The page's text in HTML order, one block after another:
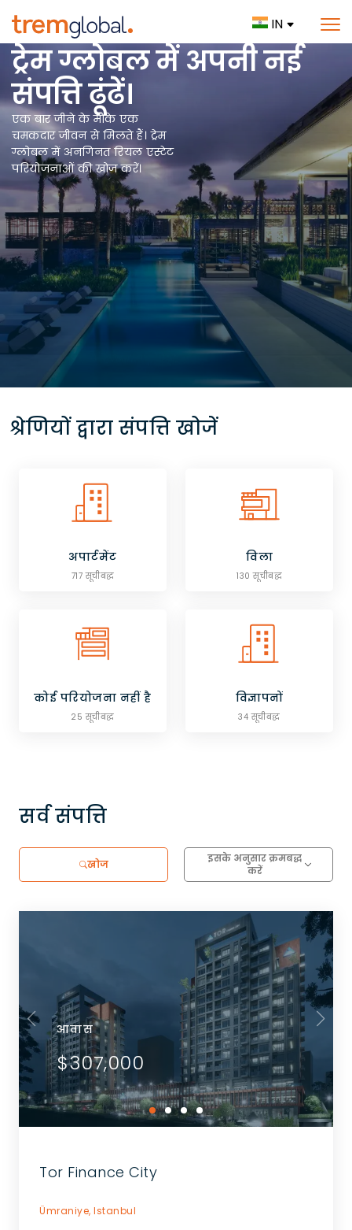
IN
ट्रेम ग्लोबल में अपनी नई
संपत्ति ढूंढें।
एक बार जीने के मौके एक
चमकदार जीवन से मिलते हैं। ट्रेम
ग्लोबल में अनगिनत रियल एस्टेट
परियोजनाओं की खोज करें।
श्रेणियों द्वारा संपत्ति खोजें
अपार्टमेंट
717 सूचीबद्ध
विला
130 सूचीबद्ध
कोई परियोजना नहीं है
25 सूचीबद्ध
विज्ञापनों
34 सूचीबद्ध
सर्व संपत्ति
खोज
इसके अनुसार क्रमबद्ध
करें
आवास
$307,000
Tor Finance City
Ümraniye, Istanbul